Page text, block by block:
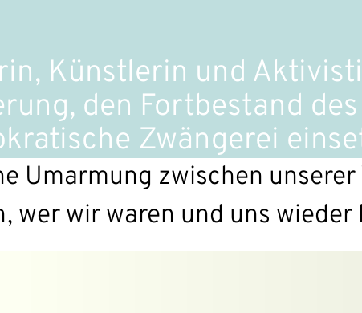
Künstlerin und
den Fortbestand
Zwängerei
Umarmung zwischen
wer wir waren und uns